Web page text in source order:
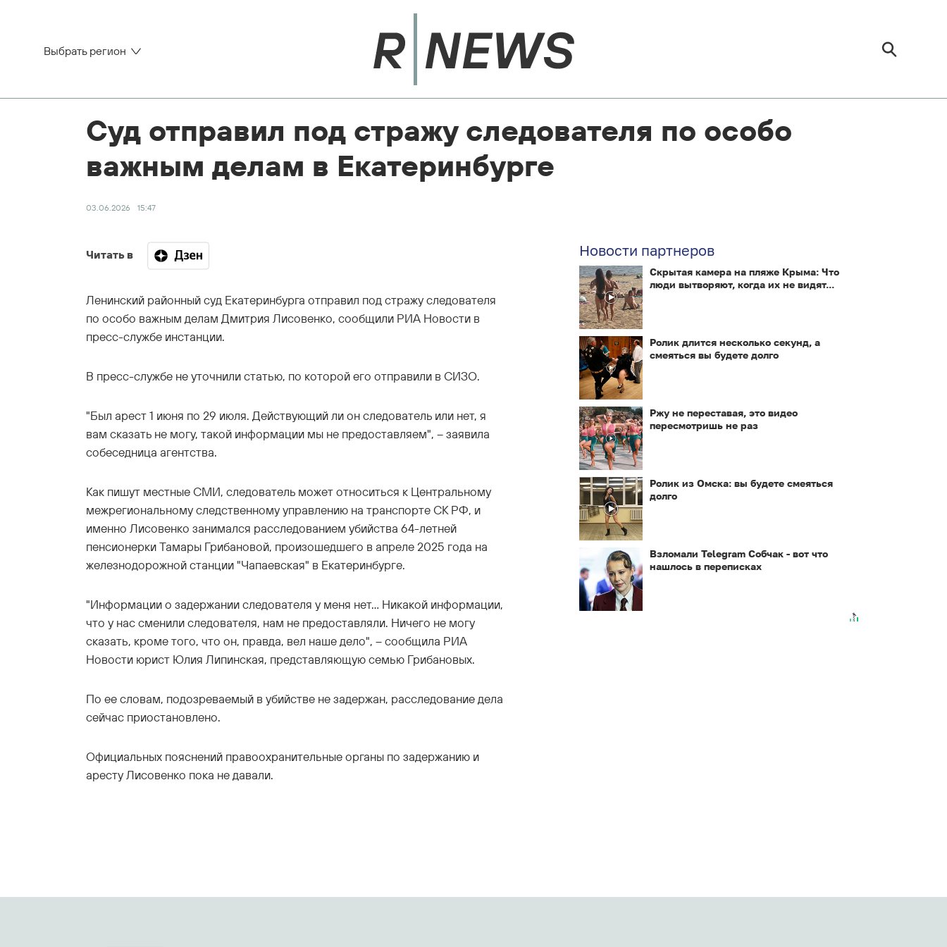
Выбрать регион
Суд отправил под стражу следователя по особо
важным делам в Екатеринбурге
03.06.2026 15:47
Читать в
Ленинский районный суд Екатеринбурга отправил под стражу следователя
по особо важным делам Дмитрия Лисовенко, сообщили РИА Новости в
пресс-службе инстанции.
В пресс-службе не уточнили статью, по которой его отправили в СИЗО.
"Был арест 1 июня по 29 июля. Действующий ли он следователь или нет, я
вам сказать не могу, такой информации мы не предоставляем", – заявила
собеседница агентства.
Как пишут местные СМИ, следователь может относиться к Центральному
межрегиональному следственному управлению на транспорте СК РФ, и
именно Лисовенко занимался расследованием убийства 64-летней
пенсионерки Тамары Грибановой, произошедшего в апреле 2025 года на
железнодорожной станции "Чапаевская" в Екатеринбурге.
"Информации о задержании следователя у меня нет... Никакой информации,
что у нас сменили следователя, нам не предоставляли. Ничего не могу
сказать, кроме того, что он, правда, вел наше дело", – сообщила РИА
Новости юрист Юлия Липинская, представляющую семью Грибановых.
По ее словам, подозреваемый в убийстве не задержан, расследование дела
сейчас приостановлено.
Официальных пояснений правоохранительные органы по задержанию и
аресту Лисовенко пока не давали.
Новости партнеров
Скрытая камера на пляже Крыма: Что
люди вытворяют, когда их не видят...
Ролик длится несколько секунд, а
смеяться вы будете долго
Ржу не переставая, это видео
пересмотришь не раз
Ролик из Омска: вы будете смеяться
долго
Взломали Telegram Собчак - вот что
нашлось в переписках